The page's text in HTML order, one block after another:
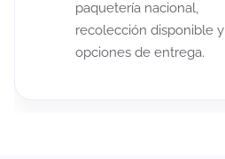
paquetería nacional,
recolección disponible y
opciones de entrega.